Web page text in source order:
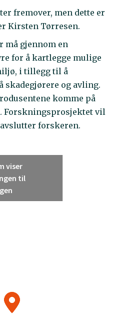
fremover, men dette er
Kirsten Tørresen.
må gjennom en
for å kartlegge mulige
i tillegg til å
skadegjørere og avling.
komme på
Forskningsprosjektet vil
forskeren.
viser
til